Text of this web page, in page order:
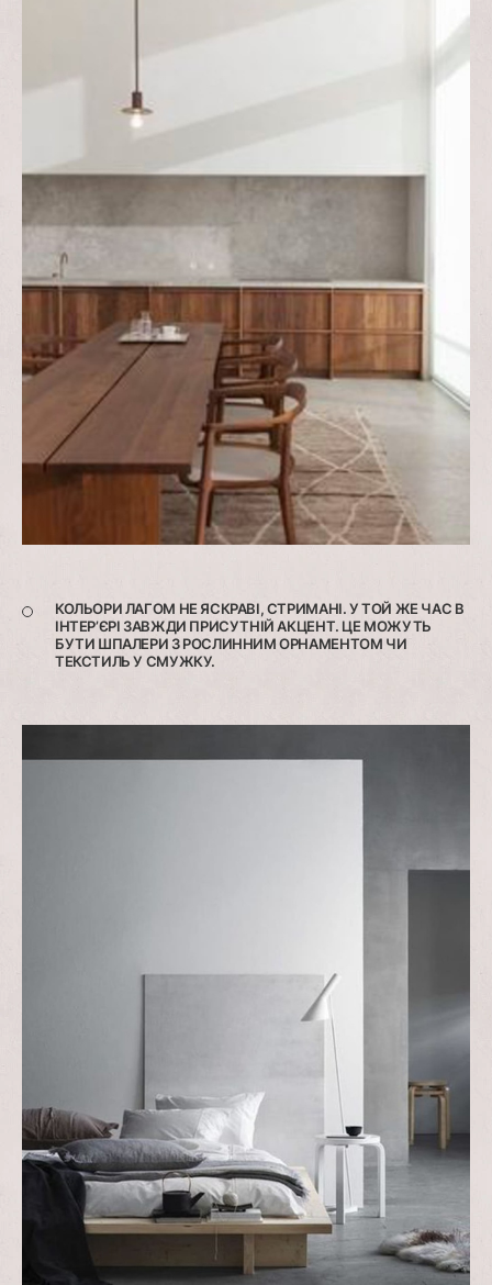
КОЛЬОРИ ЛАГОМ НЕ ЯСКРАВІ, СТРИМАНІ. У ТОЙ ЖЕ ЧАС В
ІНТЕР’ЄРІ ЗАВЖДИ ПРИСУТНІЙ АКЦЕНТ. ЦЕ МОЖУТЬ
БУТИ ШПАЛЕРИ З РОСЛИННИМ ОРНАМЕНТОМ ЧИ
ТЕКСТИЛЬ У СМУЖКУ.